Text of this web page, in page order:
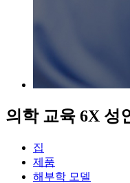
의학 교육 6X 성
집
제품
해부학 모델